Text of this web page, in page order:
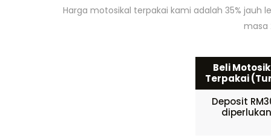
Harga motosikal terpakai kami adalah 35%
masa
Beli
Terpakai
Deposit
diperlukan